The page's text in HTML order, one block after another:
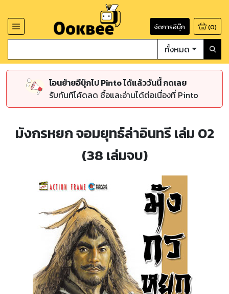
จัดการอีบุ๊ก (0)
ทั้งหมด
โอนย้ายอีบุ๊กไป Pinto ได้แล้ววันนี้ กดเลย
รับทันทีโค้ดลด ซื้อและอ่านได้ต่อเนื่องที่ Pinto
มังกรหยก จอมยุทธ์ล่าอินทรี เล่ม 02
(38 เล่มจบ)